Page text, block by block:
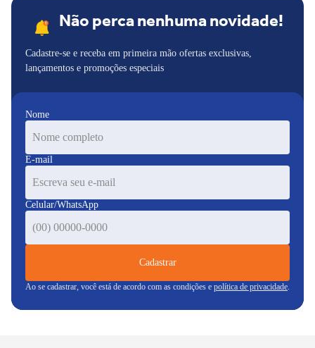
Não perca nenhuma novidade!
Cadastre-se e receba em primeira mão ofertas exclusivas,
lançamentos e promoções especiais
Nome
E-mail
Celular/WhatsApp
Cadastrar
Ao se cadastrar, você está de acordo com as condições e política de privacidade.